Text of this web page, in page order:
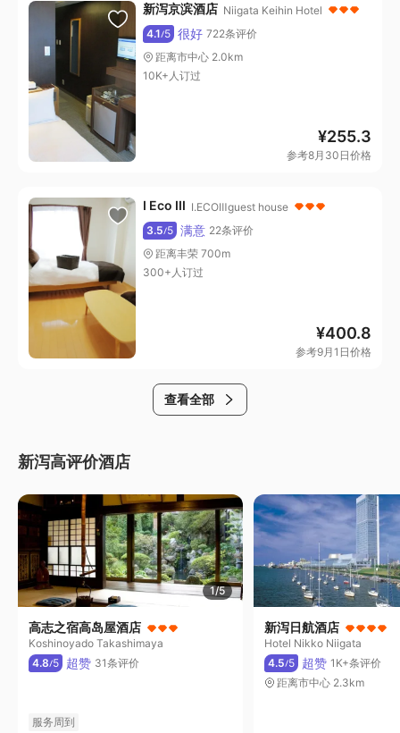
新泻京滨酒店 Niigata Keihin Hotel
4.1/5 很好 722条评价
距离市中心 2.0km
10K+人订过
¥255.3
参考8月30日价格
I Eco III I.ECOⅢguest house
3.5/5 满意 22条评价
距离丰荣 700m
300+人订过
¥400.8
参考9月1日价格
查看全部
新泻高评价酒店
1/5
高志之宿高岛屋酒店
Koshinoyado Takashimaya
4.8/5 超赞 31条评价
服务周到
新泻日航酒店
Hotel Nikko Niigata
4.5/5 超赞 1K+条评价
距离市中心 2.3km